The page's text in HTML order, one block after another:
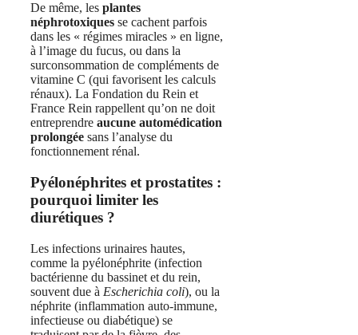
De même, les plantes
néphrotoxiques se cachent parfois
dans les « régimes miracles » en ligne,
à l’image du fucus, ou dans la
surconsommation de compléments de
vitamine C (qui favorisent les calculs
rénaux). La Fondation du Rein et
France Rein rappellent qu’on ne doit
entreprendre aucune automédication
prolongée sans l’analyse du
fonctionnement rénal.
Pyélonéphrites et prostatites :
pourquoi limiter les
diurétiques ?
Les infections urinaires hautes,
comme la pyélonéphrite (infection
bactérienne du bassinet et du rein,
souvent due à Escherichia coli), ou la
néphrite (inflammation auto-immune,
infectieuse ou diabétique) se